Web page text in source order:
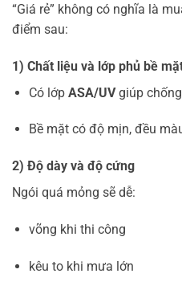
“Giá rẻ” không có nghĩa là
điểm sau:
1) Chất liệu và lớp phủ bề
Có lớp ASA/UVgiúp
Bề mặt có độ mịn, đều
2) Độ dày và độ cứng
Ngói quá mỏng sẽ dễ:
võng khi thi công
kêu to khi mưa lớn